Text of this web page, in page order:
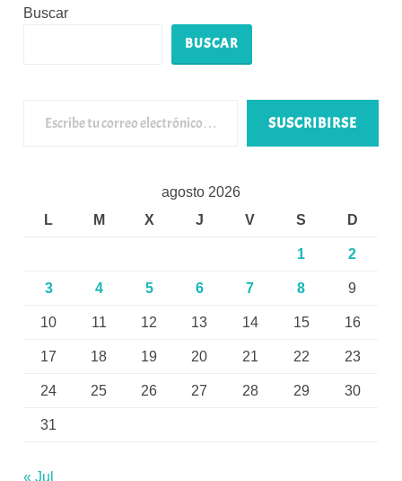
Buscar
BUSCAR
SUSCRIBIRSE
agosto 2026
L
M X J V S D
1 2
3 4 5 6 7 8 9
10 11 12 13 14 15 16
17 18 19 20 21 22 23
24 25 26 27 28 29 30
31
« Jul